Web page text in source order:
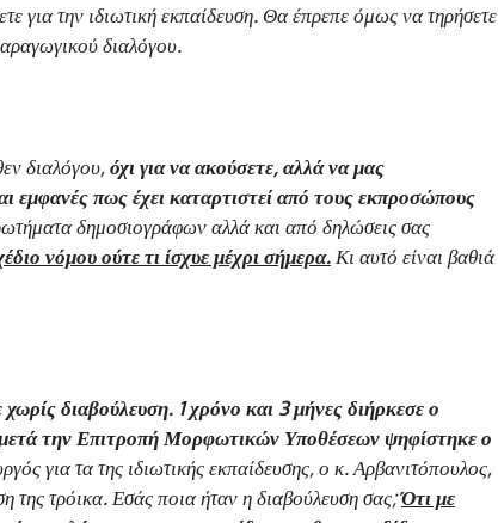
για την ιδιωτική εκπαίδευση. Θα έπρεπε όμως να τηρήσετε
διαλόγου.
διαλόγου,όχι για να ακούσετε, αλλά να μας
εμφανές πως έχει καταρτιστεί από τους εκπροσώπους
δημοσιογράφων αλλά και από δηλώσεις σας
νόμου ούτε τι ίσχυε μέχρι σήμερα. Κι αυτό είναι βαθιά
χωρίς διαβούλευση. 1 χρόνο και 3 μήνες διήρκεσε ο
την Επιτροπή Μορφωτικών Υποθέσεων ψηφίστηκε ο
για τα της ιδιωτικής εκπαίδευσης, ο κ. Αρβανιτόπουλος,
της τρόικα. Εσάς ποια ήταν η διαβούλευση σας;Ότι με